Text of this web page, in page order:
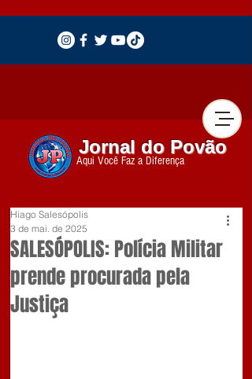
Jornal do Povão
Aqui Você Faz a Diferença
SALESÓPOLIS: Polícia Militar
prende procurada pela
Justiça
Hiago Salesópolis
3 de mai. de 2025